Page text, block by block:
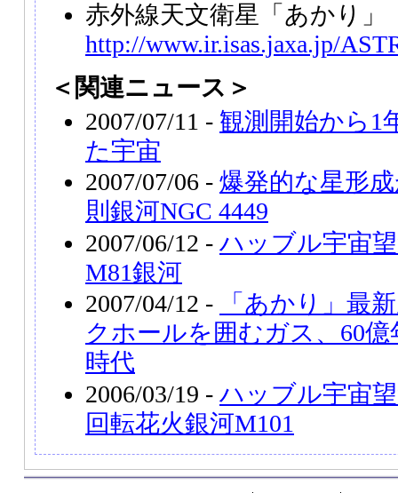
赤外線天文衛星「あかり」
http://www.ir.isas.jaxa.jp/
＜関連ニュース＞
2007/07/11 - 観測開始から1
た宇宙
2007/07/06 - 爆発的な星形
則銀河NGC 4449
2007/06/12 - ハッブル宇宙
M81銀河
2007/04/12 -
「あかり」最
クホールを囲むガス、60
時代
2006/03/19 - ハッブル宇宙
回転花火銀河M101